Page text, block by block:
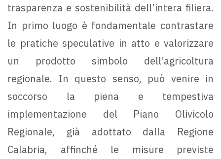
trasparenza e sostenibilità dell’intera filiera.
In primo luogo è fondamentale contrastare
le pratiche speculative in atto e valorizzare
un prodotto simbolo dell’agricoltura
regionale. In questo senso, può venire in
soccorso la piena e tempestiva
implementazione del Piano Olivicolo
Regionale, già adottato dalla Regione
Calabria, affinché le misure previste